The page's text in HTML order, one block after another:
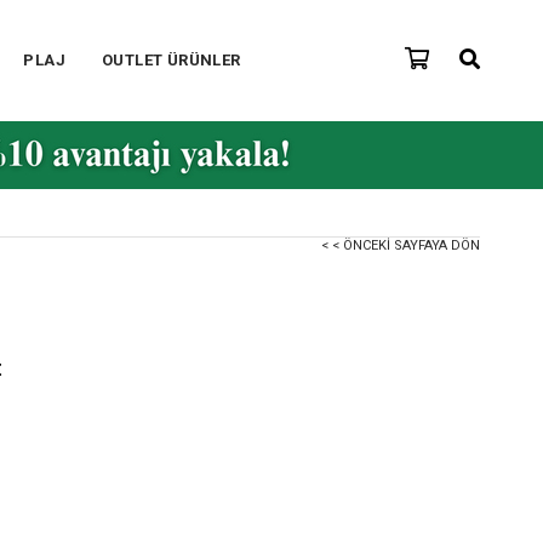
PLAJ OUTLET ÜRÜNLER
< < ÖNCEKI SAYFAYA DÖN